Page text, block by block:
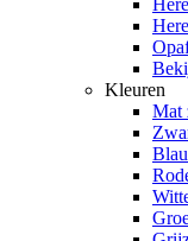
Kleuren
Mat